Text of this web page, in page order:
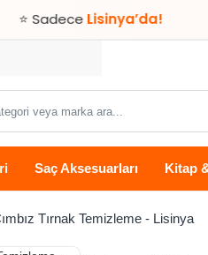
SadeceLisinya’da!
Saç Aksesuarları Kitap
Tırnak Temizleme - Lisinya